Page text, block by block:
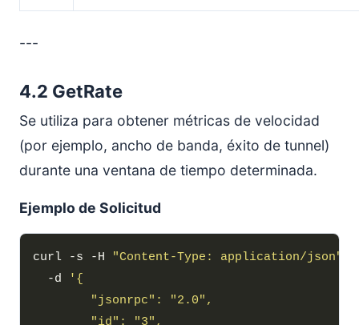
---
4.2 GetRate
Se utiliza para obtener métricas de velocidad
(por ejemplo, ancho de banda, éxito de tunnel)
durante una ventana de tiempo determinada.
Ejemplo de Solicitud
curl -s -H "Content-Type: application/json"
  -d